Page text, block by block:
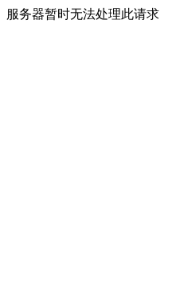
服务器暂时无法处理此请求